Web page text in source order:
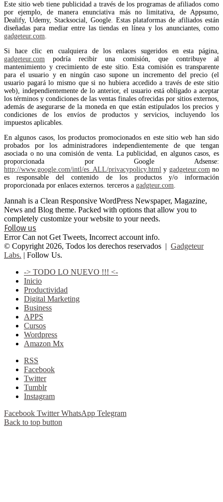
Este sitio web tiene publicidad a través de los programas de afiliados como
por ejemplo, de manera enunciativa más no limitativa, de Appsumo,
Dealify, Udemy, Stacksocial, Google. Estas plataformas de afiliados están
diseñadas para mediar entre las tiendas en línea y los anunciantes, como
gadgeteur.com.
Si hace clic en cualquiera de los enlaces sugeridos en esta página,
gadgeteur.com podría recibir una comisión, que contribuye al
mantenimiento y crecimiento de este sitio. Esta comisión es transparente
para el usuario y en ningún caso supone un incremento del precio (el
usuario pagará lo mismo que si no hubiera accedido a través de este sitio
web), independientemente de lo anterior, el usuario está obligado a aceptar
los términos y condiciones de las ventas finales ofrecidas por sitios externos,
además de asegurarse de la moneda en que están estipulados los precios y
condiciones de los envíos de productos y servicios, incluyendo los
impuestos aplicables.
En algunos casos, los productos promocionados en este sitio web han sido
probados por los administradores independientemente de que tengan
asociada o no una comisión de venta. La publicidad, en algunos casos, es
proporcionada por Google Adsense:
http://www.google.com/intl/es_ALL/privacypolicy.html y gadgeteur.comno
es responsable del contenido de los productos y/o información
proporcionada por enlaces externos. terceros a gadgteur.com.
Jannah is a Clean Responsive WordPress Newspaper, Magazine,
News and Blog theme. Packed with options that allow you to
completely customize your website to your needs.
Follow us
Error Can not Get Tweets, Incorrect account info.
© Copyright 2026, Todos los derechos reservados | Gadgeteur
Labs. | Follow Us.
-> TODO LO NUEVO !!! <-
Inicio
Productividad
Digital Marketing
Business
APPS
Cursos
Wordpress
Amazon Mx
RSS
Facebook
Twitter
Tumblr
Instagram
Facebook Twitter WhatsApp Telegram
Back to top button